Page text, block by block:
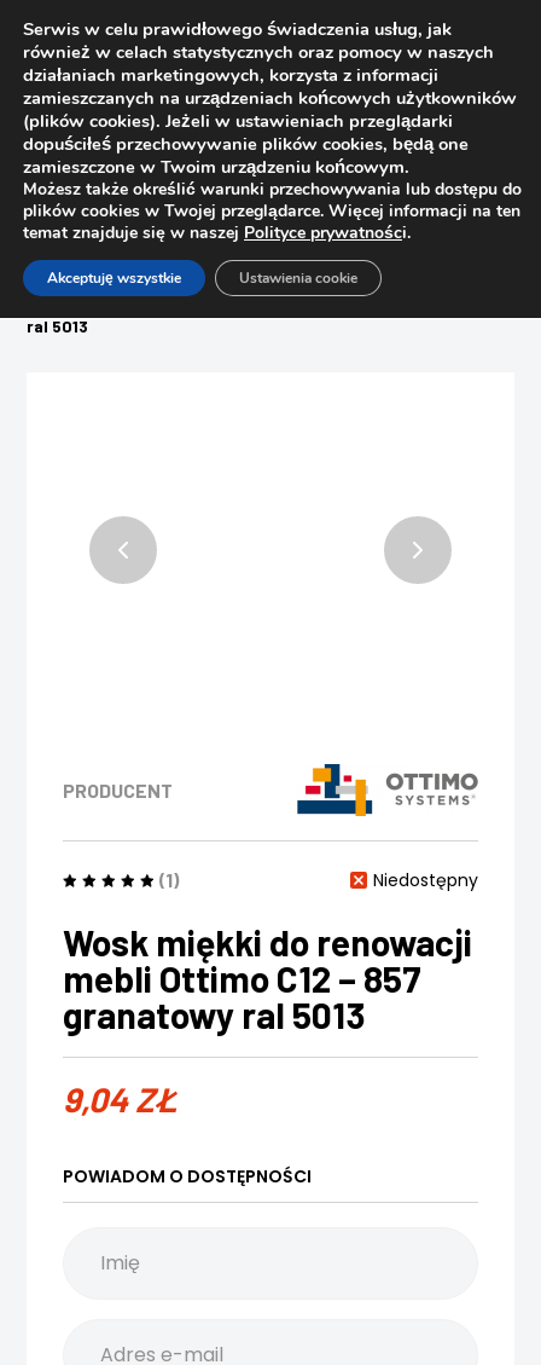
Strona główna
Sklep
Woski, pisaki, zaślepki, filce
ral 5013
PRODUCENT
(1) Niedostępny
Wosk miękki do renowacji
mebli Ottimo C12 – 857
granatowy ral 5013
9,04ZŁ
POWIADOM O DOSTĘPNOŚCI
Serwis w celu prawidłowego świadczenia usług, jak
również w celach statystycznych oraz pomocy w naszych
działaniach marketingowych, korzysta z informacji
zamieszczanych na urządzeniach końcowych użytkowników
(plików cookies). Jeżeli w ustawieniach przeglądarki
dopuściłeś przechowywanie plików cookies, będą one
zamieszczone w Twoim urządzeniu końcowym.
Możesz także określić warunki przechowywania lub dostępu do
plików cookies w Twojej przeglądarce. Więcej informacji na ten
temat znajduje się w naszej Polityce prywatności.
Akceptuję wszystkie Ustawienia cookie